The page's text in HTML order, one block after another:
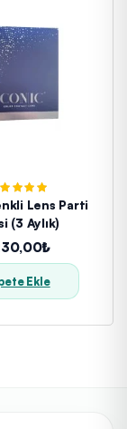
Lens Parti
(3 Aylık)
Ekle